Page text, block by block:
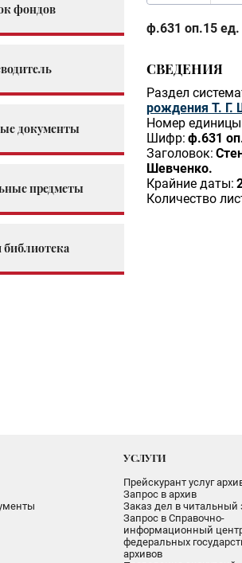
фондов
документы
предметы
библиотека
ф.631 оп.15 ед.
СВЕДЕНИЯ
Раздел
рождения Т. Г.
Номер единицы
Шифр: ф.631
Заголовок:
Шевченко.
Крайние даты:
Количество
УСЛУГИ
Прейскурант услуг
Запрос в архив
Заказ дел в читальный
Запрос в Справочно-
информационный
федеральных
архивов